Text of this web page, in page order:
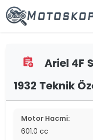
assignment_add
Ariel 4F
1932 Teknik
Motor Hacmi:
601.0 cc